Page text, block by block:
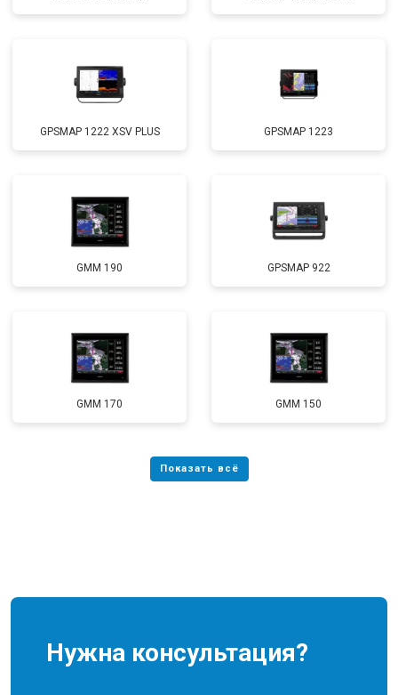
GPSMAP 1222 XSV PLUS GPSMAP 1223
GMM 190 GPSMAP 922
GMM 170 GMM 150
Нужна консультация?